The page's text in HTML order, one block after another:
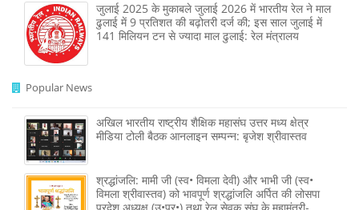
जुलाई 2025 के मुकाबले जुलाई 2026 में भारतीय रेल ने माल
ढुलाई में 9 प्रतिशत की बढ़ोतरी दर्ज की; इस साल जुलाई में
141 मिलियन टन से ज्‍यादा माल ढुलाई: रेल मंत्रालय
Popular News
अखिल भारतीय राष्ट्रीय शैक्षिक महासंघ उत्तर मध्य क्षेत्र
मीडिया टोली बैठक आनलाइन सम्पन्न: बृजेश श्रीवास्तव
श्रद्धांजलि: मामी जी (स्व• विमला देवी) और भाभी जी (स्व•
विमला श्रीवास्तव) को भावपूर्ण श्रद्धांजलि अर्पित की लोसपा